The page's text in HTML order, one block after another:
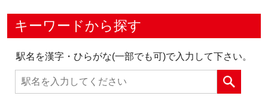
キーワードから探す
駅名を漢字・ひらがな(一部でも可)で入力して下さい。